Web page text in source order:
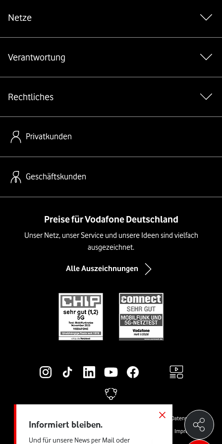
Informiert bleiben.
Und für unsere News per Mail oder
Netze
Verantwortung
Rechtliches
Privatkunden
Geschäftskunden
Preise für Vodafone Deutschland
Unser Netz, unser Service und unsere Ideen sind vielfach
ausgezeichnet.
Alle Auszeichnungen
Social-Media-Links
Cookies
Datenschutz
Impressum